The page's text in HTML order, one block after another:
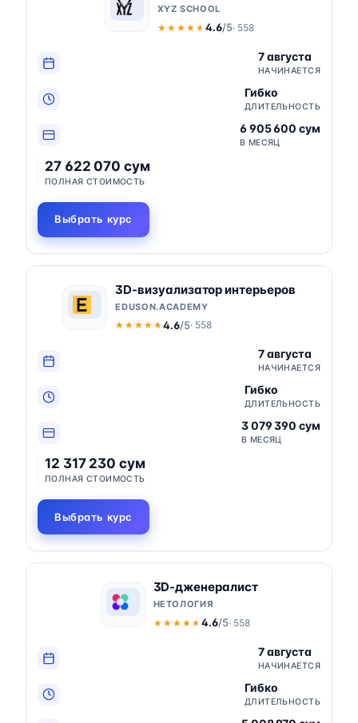
XYZ SCHOOL
★★★★★
★★★★★ 4.6/5· 558
7 августа
НАЧИНАЕТСЯ
Гибко
ДЛИТЕЛЬНОСТЬ
6 905 600 сум
В МЕСЯЦ
27 622 070 сум
ПОЛНАЯ СТОИМОСТЬ
Выбрать курс
3D-визуализатор интерьеров
EDUSON.ACADEMY
★★★★★
★★★★★4.6/5· 558
7 августа
НАЧИНАЕТСЯ
Гибко
ДЛИТЕЛЬНОСТЬ
3 079 390 сум
В МЕСЯЦ
12 317 230 сум
ПОЛНАЯ СТОИМОСТЬ
Выбрать курс
3D-дженералист
НЕТОЛОГИЯ
★★★★★
★★★★★ 4.6/5· 558
7 августа
НАЧИНАЕТСЯ
Гибко
ДЛИТЕЛЬНОСТЬ